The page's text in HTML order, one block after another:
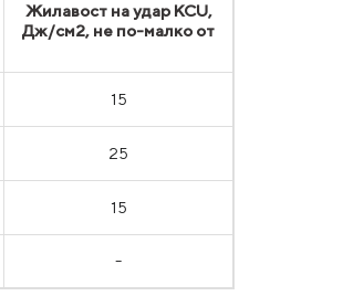
Жилавост на удар KCU,
Дж/см2, не по-малко от
15
25
15
-